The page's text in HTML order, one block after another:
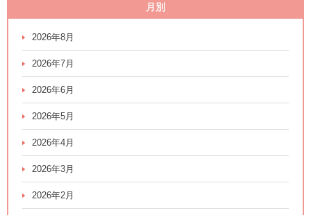
月別
2026年8月
2026年7月
2026年6月
2026年5月
2026年4月
2026年3月
2026年2月